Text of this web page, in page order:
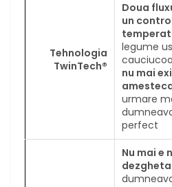
Tehnologia
TwinTech®
Doua
un
legume
nu mai
urmare
perfect
Nu mai e